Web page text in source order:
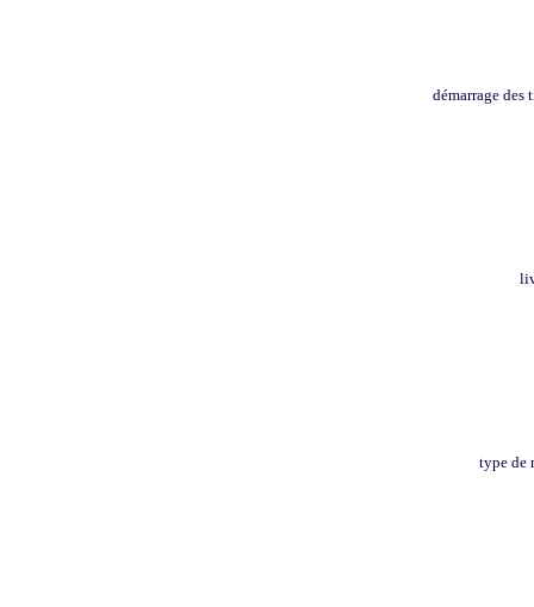
démarrage des
type de